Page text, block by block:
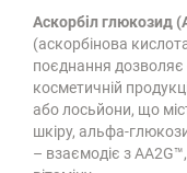
Аскорбіл глюкозид
(аскорбінова
поєднання дозволяє
косметичній
або лосьйони, що
шкіру, альфа-
– взаємодіє з